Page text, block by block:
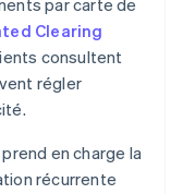
par carte de
Clearing
consultent
régler
en charge la
récurrente